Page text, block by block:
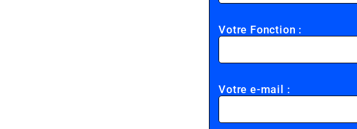
Votre Fonction :
Votre e-mail :